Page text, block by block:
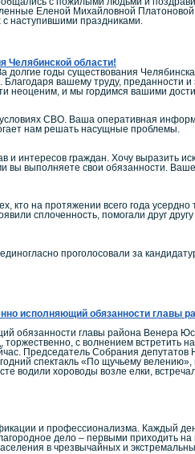
Еленой Михайловной
наступившими праздниками.
Челябинской области!
годы существования
вашему труду, преданности и
неоценим, и мы гордимся вашими
СВО. Ваша оперативная
нам решать насущные проблемы.
и интересов граждан. Хочу выразить
вы выполняете свои обязанности.
на протяжении всего года усердно
сплоченность, помогали друг
проголосовали за
исполняющий обязанности главы
обязанности главы района Венера
с волнением встретить
Председатель Собрания депутатов
спектакль «По щучьему велению»,
водили хороводы возле елки,
и профессионализма. Каждый
дело – первыми приходить
в чрезвычайных и